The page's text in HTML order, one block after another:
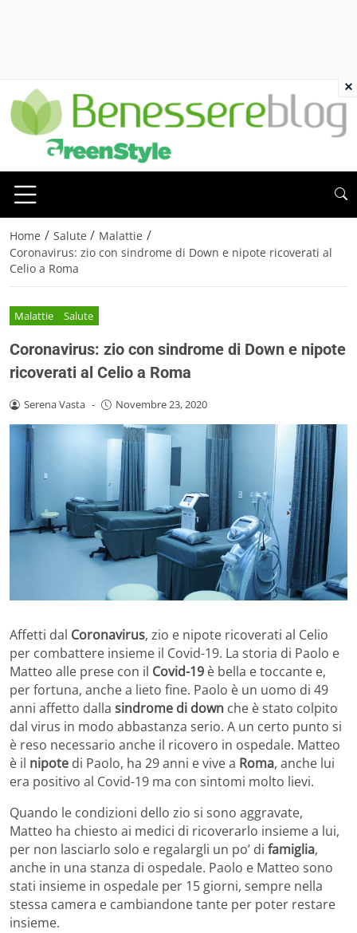
Home / Salute / Malattie /
Coronavirus: zio con sindrome di Down e nipote ricoverati al
Celio a Roma
Malattie Salute
Coronavirus: zio con sindrome di Down e nipote
ricoverati al Celio a Roma
Serena Vasta - Novembre 23, 2020
Affetti dal Coronavirus, zio e nipote ricoverati al Celio
per combattere insieme il Covid-19. La storia di Paolo e
Matteo alle prese con il Covid-19 è bella e toccante e,
per fortuna, anche a lieto fine. Paolo è un uomo di 49
anni affetto dalla sindrome di down che è stato colpito
dal virus in modo abbastanza serio. A un certo punto si
è reso necessario anche il ricovero in ospedale. Matteo
è il nipote di Paolo, ha 29 anni e vive a Roma, anche lui
era positivo al Covid-19 ma con sintomi molto lievi.
Quando le condizioni dello zio si sono aggravate,
Matteo ha chiesto ai medici di ricoverarlo insieme a lui,
per non lasciarlo solo e regalargli un po’ di famiglia,
anche in una stanza di ospedale. Paolo e Matteo sono
stati insieme in ospedale per 15 giorni, sempre nella
stessa camera e cambiandone tante per poter restare
insieme.
×